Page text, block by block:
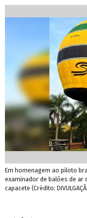
Em homenagem ao piloto
examinador de balões de
capacete (Crédito: